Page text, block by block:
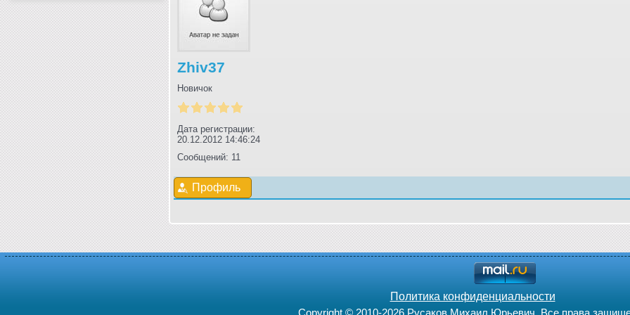
Zhiv37
Новичок
Дата регистрации:
20.12.2012 14:46:24
Сообщений: 11
Профиль
Политика конфиденциальности
Copyright © 2010-2026 Русаков Михаил Юрьевич. Все права